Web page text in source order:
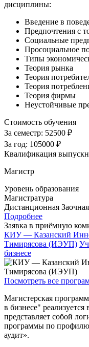
дисциплины:
Введение в
Предпочтения с
Социальные
Просоциальное
Типы
Теория рынка
Теория
Теория
Теория фирмы
Неустойчивые
Стоимость обучения
За семестр: 52500 ₽
За год: 105000 ₽
Квалификация
Магистр
Уровень образования
Магистратура
Дистанционная Заочная
Подробнее
Заявка в приёмную
КИУ — Казанский
Тимирясова (ИЭУП)
бизнесе
Посмотреть все
Магистерская
в бизнесе"
представляет собой
программы по профилю
аудит».